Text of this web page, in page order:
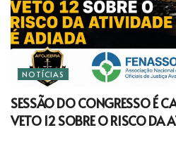
NOTÍCIAS
SESSÃO DO CONGRESSO É
VETO 12 SOBRE O RISCO DA